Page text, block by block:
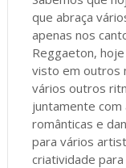
que abraça
apenas nos
Reggaeton,
visto em outros
vários outros
juntamente
românticas e
para vários
criatividade